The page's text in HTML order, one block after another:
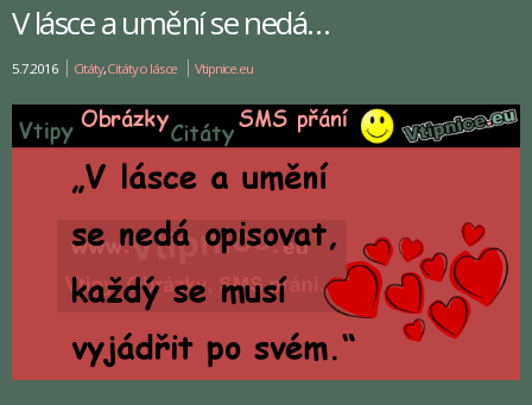
V lásce a umění se nedá…
5.7.2016 Citáty,Citáty o lásce Vtipnice.eu